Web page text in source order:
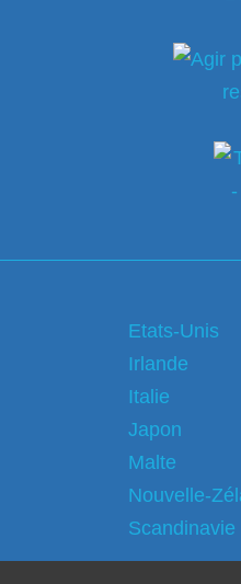
Etats-Unis
Irlande
Italie
Japon
Malte
Nouvelle-
Scandinavie